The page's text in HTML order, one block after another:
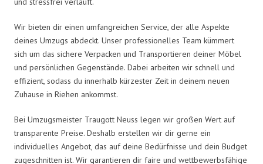
Wir bieten dir einen umfangreichen Service, der alle Aspekte
deines Umzugs abdeckt. Unser professionelles Team kümmert
sich um das sichere Verpacken und Transportieren deiner Möbel
und persönlichen Gegenstände. Dabei arbeiten wir schnell und
effizient, sodass du innerhalb kürzester Zeit in deinem neuen
Zuhause in Riehen ankommst.
Bei Umzugsmeister Traugott Neuss legen wir großen Wert auf
transparente Preise. Deshalb erstellen wir dir gerne ein
individuelles Angebot, das auf deine Bedürfnisse und dein Budget
zugeschnitten ist. Wir garantieren dir faire und wettbewerbsfähige